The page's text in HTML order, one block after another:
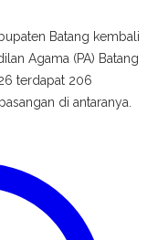
Batang kembali
Agama (PA) Batang
terdapat 206
di antaranya.